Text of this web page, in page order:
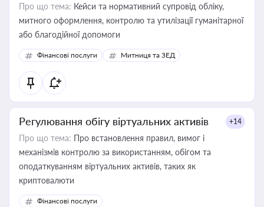
Про що тема: Кейси та нормативний супровід обліку,
митного оформлення, контролю та утилізації гуманітарної
або благодійної допомоги
Фінансові послуги Митниця та ЗЕД
Регулювання обігу віртуальних активів +14
Про що тема: Про встановлення правил, вимог і
механізмів контролю за використанням, обігом та
оподаткуванням віртуальних активів, таких як
криптовалюти
Фінансові послуги